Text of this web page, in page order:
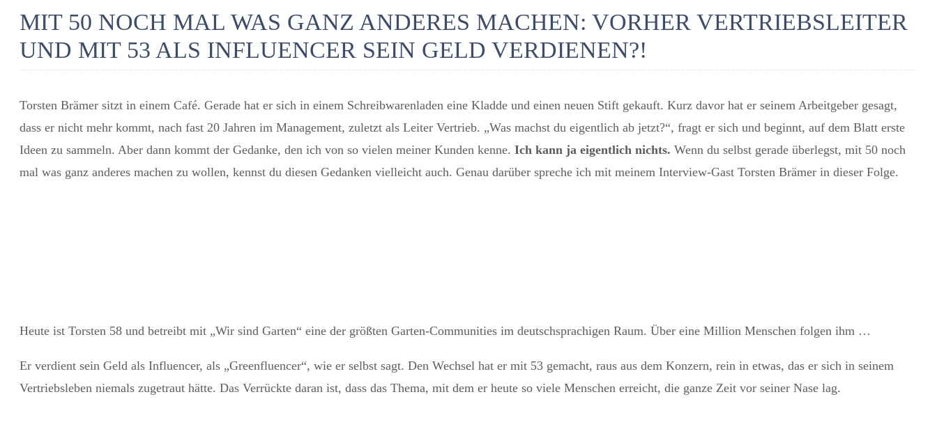
MIT 50 NOCH MAL WAS GANZ ANDERES MACHEN: VORHER VERTRIEBSLEITER
UND MIT 53 ALS INFLUENCER SEIN GELD VERDIENEN?!
Torsten Brämer sitzt in einem Café. Gerade hat er sich in einem Schreibwarenladen eine Kladde und einen neuen Stift gekauft. Kurz davor hat er seinem Arbeitgeber gesagt,
dass er nicht mehr kommt, nach fast 20 Jahren im Management, zuletzt als Leiter Vertrieb. „Was machst du eigentlich ab jetzt?“, fragt er sich und beginnt, auf dem Blatt erste
Ideen zu sammeln. Aber dann kommt der Gedanke, den ich von so vielen meiner Kunden kenne. Ich kann ja eigentlich nichts. Wenn du selbst gerade überlegst, mit 50 noch
mal was ganz anderes machen zu wollen, kennst du diesen Gedanken vielleicht auch. Genau darüber spreche ich mit meinem Interview-Gast Torsten Brämer in dieser Folge.
Heute ist Torsten 58 und betreibt mit „Wir sind Garten“ eine der größten Garten-Communities im deutschsprachigen Raum. Über eine Million Menschen folgen ihm …
Er verdient sein Geld als Influencer, als „Greenfluencer“, wie er selbst sagt. Den Wechsel hat er mit 53 gemacht, raus aus dem Konzern, rein in etwas, das er sich in seinem
Vertriebsleben niemals zugetraut hätte. Das Verrückte daran ist, dass das Thema, mit dem er heute so viele Menschen erreicht, die ganze Zeit vor seiner Nase lag.